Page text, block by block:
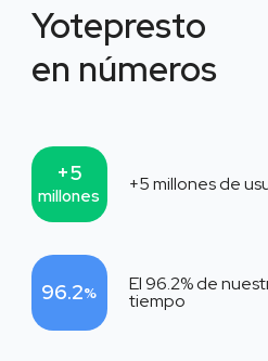
Yotepresto
en números
+5
millones
+5millones de
96.2% El96.2% de
tiempo